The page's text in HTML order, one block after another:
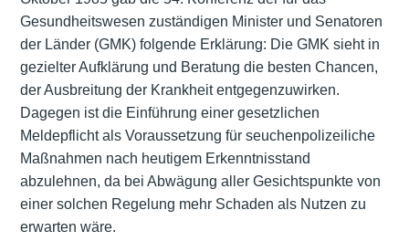
Gesundheitswesen zuständigen Minister und Senatoren
der Länder (GMK) folgende Erklärung: Die GMK sieht in
gezielter Aufklärung und Beratung die besten Chancen,
der Ausbreitung der Krankheit entgegenzuwirken.
Dagegen ist die Einführung einer gesetzlichen
Meldepflicht als Voraussetzung für seuchenpolizeiliche
Maßnahmen nach heutigem Erkenntnisstand
abzulehnen, da bei Abwägung aller Gesichtspunkte von
einer solchen Regelung mehr Schaden als Nutzen zu
erwarten wäre.